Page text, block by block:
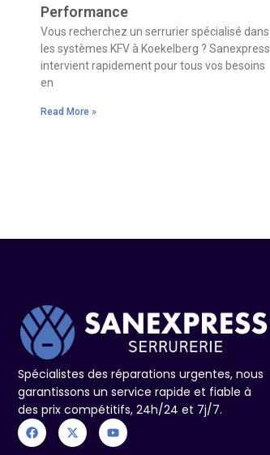
Performance
Vous recherchez un serrurier spécialisé dans
les systèmes KFV à Koekelberg ? Sanexpress
intervient rapidement pour tous vos besoins
en
Read More »
Spécialistes des réparations urgentes, nous
garantissons un service rapide et fiable à
des prix compétitifs, 24h/24 et 7j/7.
F
a
c
X
-
t
Y
o
u